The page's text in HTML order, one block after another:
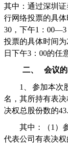
其中：通过深圳
行网络投票的具体
30 ，下午1 ： 00—3
投票的具体时间为
日下午3 ： 00的任
二、 会议
1、 参加本次
名，其所持有表
决权总股份数的
其中：（1 ）
代表公司有表决